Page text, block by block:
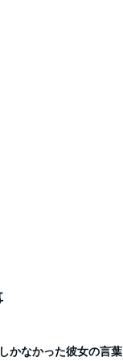
かなかった彼女の言葉